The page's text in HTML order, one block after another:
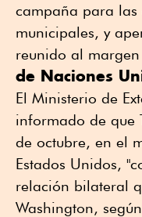
campaña para las
municipales, y
reunido al
de Naciones
El Ministerio de
informado de que
de octubre, en el
Estados Unidos,
relación bilateral
Washington,